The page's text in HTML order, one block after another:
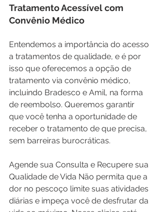
Tratamento Acessível com
Convênio Médico
Entendemos a importância do acesso
a tratamentos de qualidade, e é por
isso que oferecemos a opção de
tratamento via convênio médico,
incluindo Bradesco e Amil, na forma
de reembolso. Queremos garantir
que você tenha a oportunidade de
receber o tratamento de que precisa,
sem barreiras burocráticas.
Agende sua Consulta e Recupere sua
Qualidade de Vida Não permita que a
dor no pescoço limite suas atividades
diárias e impeça você de desfrutar da